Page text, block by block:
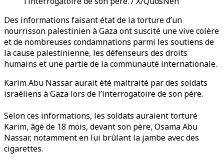
Des informations faisant état de la torture d’un
nourrisson palestinien à Gaza ont suscité une vive colère
et de nombreuses condamnations parmi les soutiens de
la cause palestinienne, les défenseurs des droits
humains et une partie de la communauté internationale.
Karim Abu Nassar aurait été maltraité par des soldats
israéliens à Gaza lors de l’interrogatoire de son père.
Selon ces informations, les soldats auraient torturé
Karim, âgé de 18 mois, devant son père, Osama Abu
Nassar, notamment en lui brûlant la jambe avec des
cigarettes.